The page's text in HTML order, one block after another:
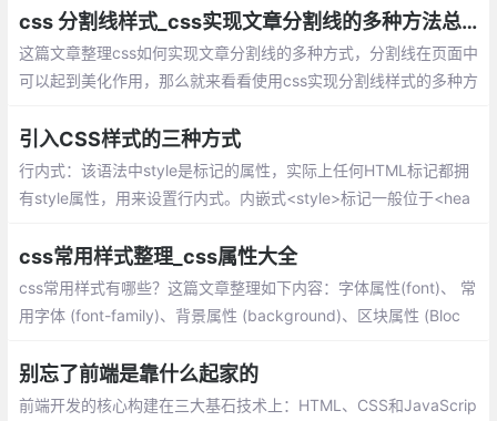
css 分割线样式_css实现文章分割线的多种方法总结
这篇文章整理css如何实现文章分割线的多种方式，分割线在页面中
可以起到美化作用，那么就来看看使用css实现分割线样式的多种方
现分隔线、浮动实现分隔线、利用字符实现分隔线
引入CSS样式的三种方式
行内式：该语法中style是标记的属性，实际上任何HTML标记都拥
有style属性，用来设置行内式。内嵌式<style>标记一般位于<hea
方。
css常用样式整理_css属性大全
css常用样式有哪些？这篇文章整理如下内容：字体属性(font)、 常
用字体 (font-family)、背景属性 (background)、区块属性 (Bloc
定位属性 (Position)、CSS文字属性
别忘了前端是靠什么起家的
前端开发的核心构建在三大基石技术上：HTML、CSS和JavaScrip